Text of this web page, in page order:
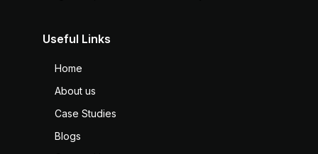
Useful Links
Home
About us
Case Studies
Blogs